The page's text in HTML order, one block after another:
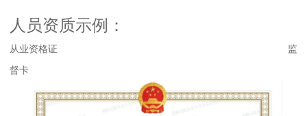
人员资质示例：
从业资格证 监
督卡
常见问题